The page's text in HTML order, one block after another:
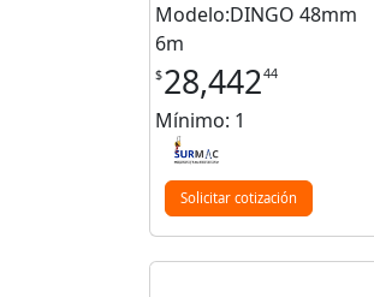
Modelo:DINGO 48mm
6m
$28,44244
Mínimo: 1
Solicitar cotización